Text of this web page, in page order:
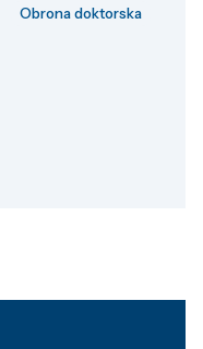
Obrona doktorska